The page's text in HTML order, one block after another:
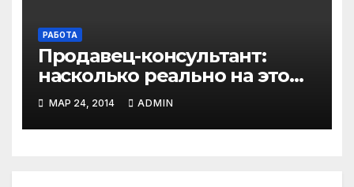
РАБОТА
Продавец-консультант:
насколько реально на этом
заработать?
МАР 24, 2014 ADMIN